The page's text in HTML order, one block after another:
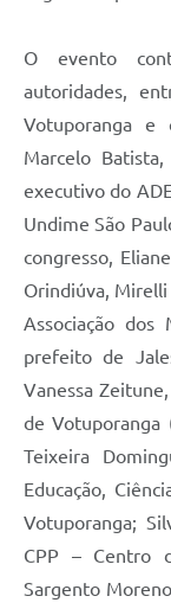
O evento
autoridades,
Votuporanga e
Marcelo
executivo do
Undime São
congresso,
Orindiúva,
Associação dos
prefeito de
Vanessa
de Votuporanga
Teixeira
Educação,
Votuporanga;
CPP – Centro
Sargento